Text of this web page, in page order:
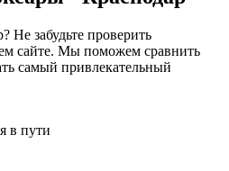
Не забудьте проверить
сайте. Мы поможем сравнить
самый привлекательный
в пути